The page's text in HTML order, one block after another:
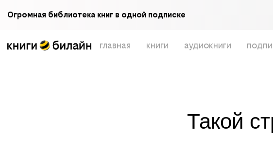
Огромная библиотека книг в одной подписке
главная книги аудиокниги
Такой